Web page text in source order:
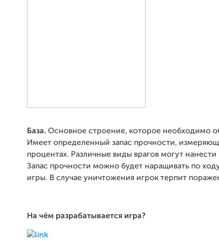
База. Основное строение, которое необходимо
Имеет определенный запас прочности,
процентах. Различные виды врагов могут
Запас прочности можно будет наращивать по
игры. В случае уничтожения игрок терпит
На чём разрабатывается игра?